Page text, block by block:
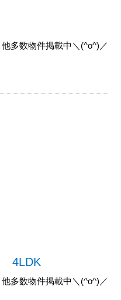
多数物件掲載中＼(^o^)／
4LDK
多数物件掲載中＼(^o^)／